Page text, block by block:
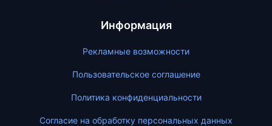
Информация
Рекламные возможности
Пользовательское соглашение
Политика конфиденциальности
Согласие на обработку персональных данных